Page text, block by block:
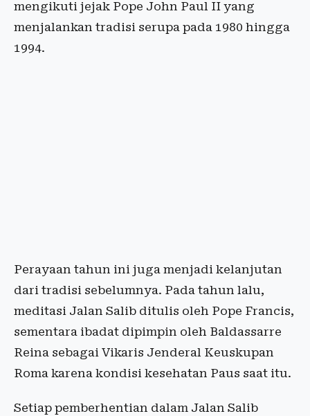
mengikuti jejak Pope John Paul II yang
menjalankan tradisi serupa pada 1980 hingga
1994.
Perayaan tahun ini juga menjadi kelanjutan
dari tradisi sebelumnya. Pada tahun lalu,
meditasi Jalan Salib ditulis oleh Pope Francis,
sementara ibadat dipimpin oleh Baldassarre
Reina sebagai Vikaris Jenderal Keuskupan
Roma karena kondisi kesehatan Paus saat itu.
Setiap pemberhentian dalam Jalan Salib